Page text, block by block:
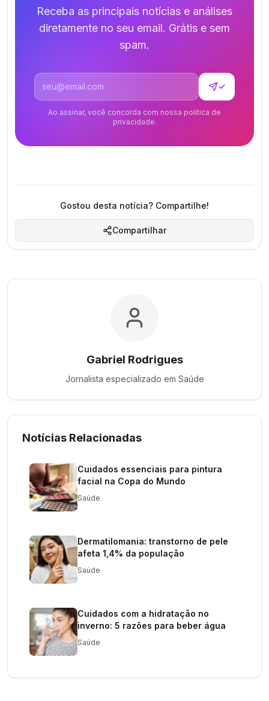
Receba as principais notícias e análises
diretamente no seu email. Grátis e sem
spam.
Endereço de email
✓
Ao assinar, você concorda com nossa política de
privacidade.
Gostou desta notícia? Compartilhe!
Compartilhar
Gabriel Rodrigues
Jornalista especializado em Saúde
Notícias Relacionadas
Cuidados essenciais para pintura
facial na Copa do Mundo
Saúde
Dermatilomania: transtorno de pele
afeta 1,4% da população
Saúde
Cuidados com a hidratação no
inverno: 5 razões para beber água
Saúde